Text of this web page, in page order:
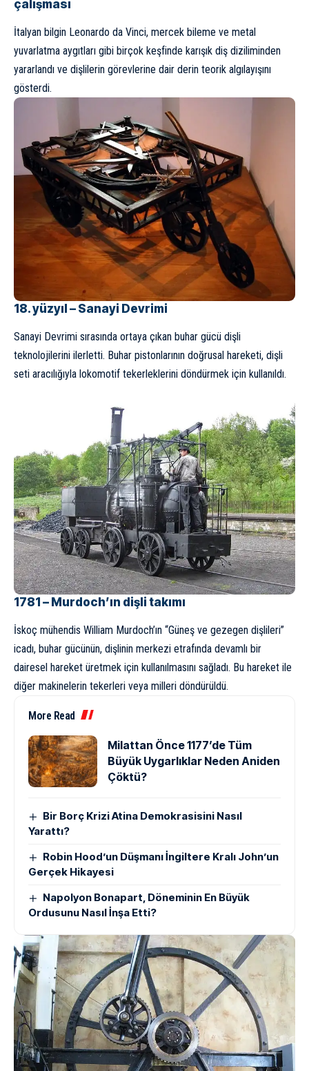
çalışması
İtalyan bilgin Leonardo da Vinci, mercek bileme ve metal
yuvarlatma aygıtları gibi birçok keşfinde karışık diş diziliminden
yararlandı ve dişlilerin görevlerine dair derin teorik algılayışını
gösterdi.
18. yüzyıl – Sanayi Devrimi
Sanayi Devrimi sırasında ortaya çıkan buhar gücü dişli
teknolojilerini ilerletti. Buhar pistonlarının doğrusal hareketi, dişli
seti aracılığıyla lokomotif tekerleklerini döndürmek için kullanıldı.
1781 – Murdoch’ın dişli takımı
İskoç mühendis William Murdoch’ın “Güneş ve gezegen dişlileri”
icadı, buhar gücünün, dişlinin merkezi etrafında devamlı bir
dairesel hareket üretmek için kullanılmasını sağladı. Bu hareket ile
diğer makinelerin tekerleri veya milleri döndürüldü.
More Read
Milattan Önce 1177’de Tüm
Büyük Uygarlıklar Neden Aniden
Çöktü?
Bir Borç Krizi Atina Demokrasisini Nasıl
Yarattı?
Robin Hood’un Düşmanı İngiltere Kralı John’un
Gerçek Hikayesi
Napolyon Bonapart, Döneminin En Büyük
Ordusunu Nasıl İnşa Etti?